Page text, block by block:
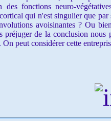
des fonctions neuro-
qui n'est singulier que
avoisinantes ? Ou
préjuger de la conclusion nous
peut considérer cette